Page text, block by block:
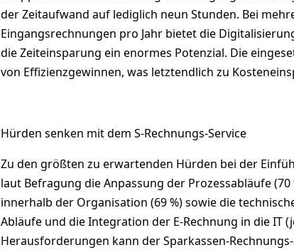
der Zeitaufwand auf lediglich neun Stunden. Bei
Eingangsrechnungen pro Jahr bietet die
die Zeiteinsparung ein enormes Potenzial. Die
von Effizienzgewinnen, was letztendlich zu
Hürden senken mit dem S-Rechnungs-Service
Zu den größten zu erwartenden Hürden bei der
laut Befragung die Anpassung der Prozessabläufe
innerhalb der Organisation (69 %) sowie die
Abläufe und die Integration der E-Rechnung in die IT
Herausforderungen kann der Sparkassen-Rechnungs-